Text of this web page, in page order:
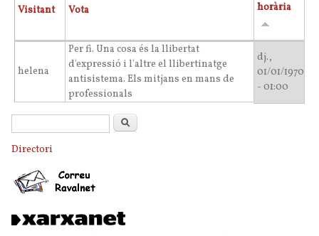
Visitant Vota
horària
helena
Per fi. Una cosa és la llibertat
d'expressió i l'altre el llibertinatge
antisistema. Els mitjans en mans de
professionals
dj.,
01/01/1970
- 01:00
Formulari de cercaCerca
Directori